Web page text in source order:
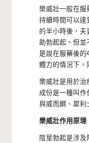
樂威壯一般在
持續時間可以
的半小時後，
助勃起起。但
是說在服藥後
體力的情況下，
樂威壯是用於治
成份是一種叫作
與威而鋼、犀利
樂威壯作用原理
陰莖勃起是涉